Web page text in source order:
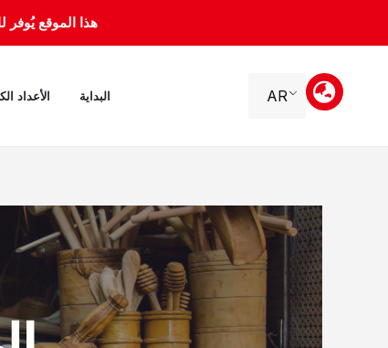
هذا الموقع يُوفر لك
AR البداية الأعداد